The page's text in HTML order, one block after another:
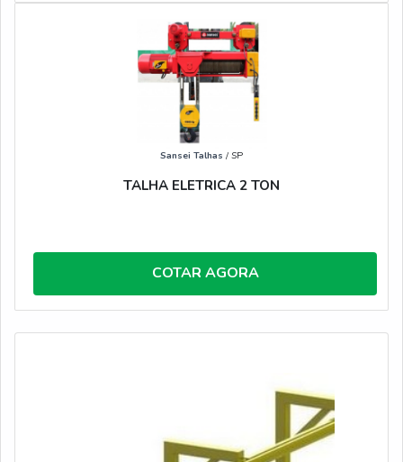
Sansei Talhas / SP
TALHA ELETRICA 2 TON
COTAR AGORA